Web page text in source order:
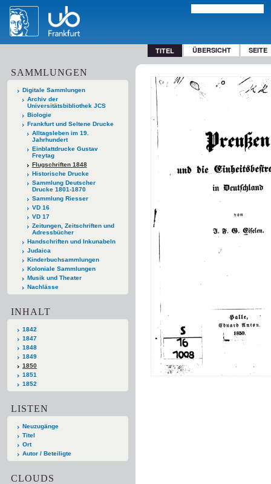
TITEL ÜBERSICHT SEITE
SAMMLUNGEN
Digitale Sammlungen
Archiv der
Universitätsbibliothek JCS
Biologie
Frankfurt und Seltene Drucke
Alltagsleben im 19.
Jahrhundert
Einblattdrucke Gustav
Freytag
Flugschriften 1848
Historische Drucke
Sammlung Deutscher
Drucke 1801-1870
Sammlung Riesser
VD 16
VD 17
Zeitungen, Zeitschriften und
Adressbücher
Handschriften und Inkunabeln
Judaica
Kinderbuchsammlungen
Koloniale Sammlungen
Musik und Theater
Nachlässe
INHALT
1842
1847
1848
1849
1850
1851
1852
LISTEN
Neuzugänge
Titel
Ort
Autor / Beteiligte
CLOUDS